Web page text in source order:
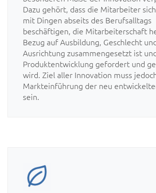
Dazu gehört, dass die Mitarbeiter
mit Dingen abseits des Berufsalltags
beschäftigen, die Mitarbeiterschaft
Bezug auf Ausbildung, Geschlecht
Ausrichtung zusammengesetzt ist
Produktentwicklung gefordert und
wird. Ziel aller Innovation muss
Markteinführung der neu
sein.